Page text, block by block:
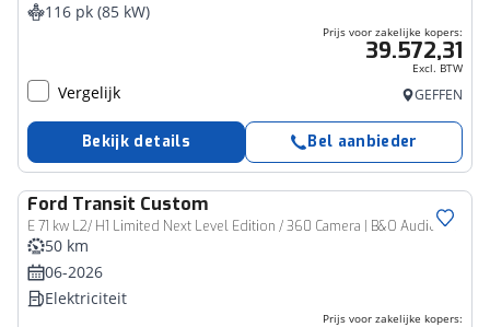
116 pk (85 kW)
Prijs voor zakelijke kopers:
39.572,31
Excl. BTW
Vergelijk GEFFEN
Bekijk details Bel aanbieder
Ford Transit Custom
E 71 kw L2/ H1 Limited Next Level Edition / 360 Camera | B&O Audio | 2 schuifdeur
Bedrijfswagen
50 km
06-2026
Elektriciteit
Prijs voor zakelijke kopers: